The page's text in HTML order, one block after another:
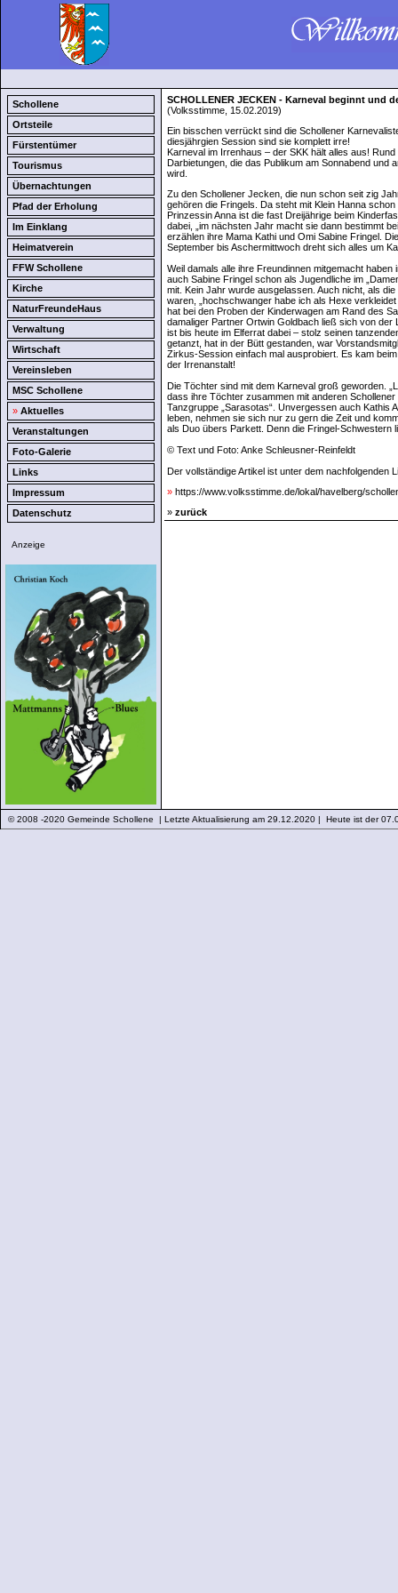
Schollene
Ortsteile
Fürstentümer
Tourismus
Übernachtungen
Pfad der Erholung
Im Einklang
Heimatverein
FFW Schollene
Kirche
NaturFreundeHaus
Verwaltung
Wirtschaft
Vereinsleben
MSC Schollene
» Aktuelles
Veranstaltungen
Foto-Galerie
Links
Impressum
Datenschutz
Anzeige
SCHOLLENER JECKEN - Karneval beginnt und
(Volksstimme, 15.02.2019)
Ein bisschen verrückt sind die Schollener
diesjährgien Session sind sie komplett irre!
Karneval im Irrenhaus – der SKK hält alles aus!
Darbietungen, die das Publikum am Sonnabend und
wird.
Zu den Schollener Jecken, die nun schon seit zig
gehören die Fringels. Da steht mit Klein Hanna
Prinzessin Anna ist die fast Dreijährige beim
dabei, „im nächsten Jahr macht sie dann bestimmt
erzählen ihre Mama Kathi und Omi Sabine Fringel.
September bis Aschermittwoch dreht sich alles um
Weil damals alle ihre Freundinnen mitgemacht
auch Sabine Fringel schon als Jugendliche im
mit. Kein Jahr wurde ausgelassen. Auch nicht, als
waren, „hochschwanger habe ich als Hexe
hat bei den Proben der Kinderwagen am Rand des
damaliger Partner Ortwin Goldbach ließ sich von
ist bis heute im Elferrat dabei – stolz seinen
getanzt, hat in der Bütt gestanden, war
Zirkus-Session einfach mal ausprobiert. Es kam
der Irrenanstalt!
Die Töchter sind mit dem Karneval groß geworden.
dass ihre Töchter zusammen mit anderen
Tanzgruppe „Sarasotas“. Unvergessen auch Kathis
leben, nehmen sie sich nur zu gern die Zeit und
als Duo übers Parkett. Denn die Fringel-Schwestern
© Text und Foto: Anke Schleusner-Reinfeldt
Der vollständige Artikel ist unter dem nachfolgenden
» https://www.volksstimme.de/lokal/havelberg/
» zurück
© 2008 -2020 Gemeinde Schollene | Letzte Aktualisierung am 29.12.2020 | Heute ist der